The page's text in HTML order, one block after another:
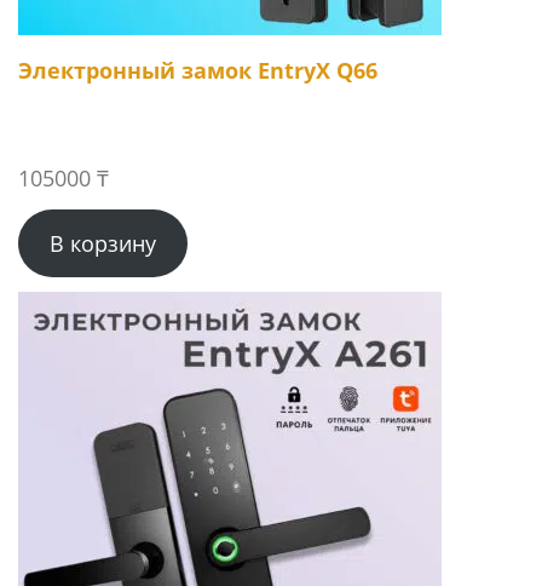
Электронный замок EntryX Q66
105000 ₸
В корзину